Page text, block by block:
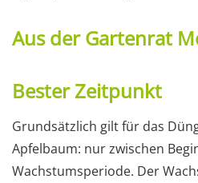
Aus der Gartenrat
Bester Zeitpunkt
Grundsätzlich gilt für das
Apfelbaum: nur zwischen
Wachstumsperiode. Der